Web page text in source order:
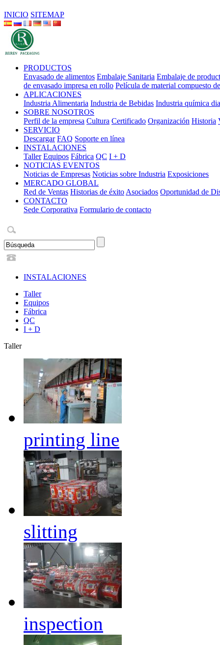
INICIO SITEMAP
PRODUCTOS
Envasado de alimentos Embalaje Sanitaria Embalaje de
de envasado impresa en rollo Película de material compuesto
APLICACIONES
Industria Alimentaria Industria de Bebidas Industria química
SOBRE NOSOTROS
Perfil de la empresa Cultura Certificado Organización Historia
SERVICIO
Descargar FAQ Soporte en línea
INSTALACIONES
Taller Equipos Fábrica QC I + D
NOTICIAS EVENTOS
Noticias de Empresas Noticias sobre Industria Exposiciones
MERCADO GLOBAL
Red de Ventas Historias de éxitoAsociados Oportunidad de
CONTACTO
Sede Corporativa Formulario de contacto
INSTALACIONES
Taller
Equipos
Fábrica
QC
I + D
Taller
printing line
slitting
inspection